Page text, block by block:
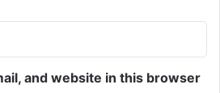
and website in this browser